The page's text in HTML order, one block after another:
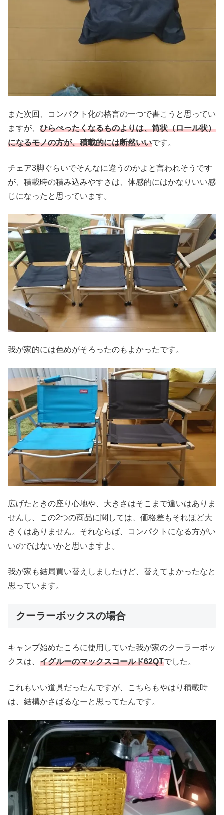
また次回、コンパクト化の格言の一つで書こうと思ってい
ますが、 ひらぺったくなるものよりは、筒状（ロール状）
になるモノの方が、積載的には断然いいです。
チェア3脚ぐらいでそんなに違うのかよと言われそうです
が、積載時の積み込みやすさは、体感的にはかなりいい感
じになったと思っています。
我が家的には色めがそろったのもよかったです。
広げたときの座り心地や、大きさはそこまで違いはありま
せんし、この2つの商品に関しては、価格差もそれほど大
きくはありません。それならば、コンパクトになる方がい
いのではないかと思いますよ。
我が家も結局買い替えしましたけど、替えてよかったなと
思っています。
クーラーボックスの場合
キャンプ始めたころに使用していた我が家のクーラーボッ
クスは、 イグルーのマックスコールド62QTでした。
これもいい道具だったんですが、こちらもやはり積載時
は、結構かさばるなーと思ってたんです。